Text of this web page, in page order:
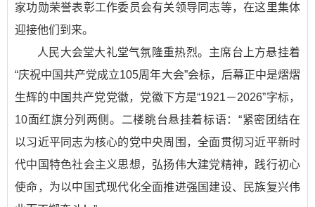
家功勋荣誉表彰工作委员会有关领导同志等，在这里集体
迎接他们到来。
人民大会堂大礼堂气氛隆重热烈。主席台上方悬挂着
“庆祝中国共产党成立105周年大会”会标，后幕正中是熠熠
生辉的中国共产党党徽，党徽下方是“1921－2026”字标，
10面红旗分列两侧。二楼眺台悬挂着标语：“紧密团结在
以习近平同志为核心的党中央周围，全面贯彻习近平新时
代中国特色社会主义思想，弘扬伟大建党精神，践行初心
使命，为以中国式现代化全面推进强国建设、民族复兴伟